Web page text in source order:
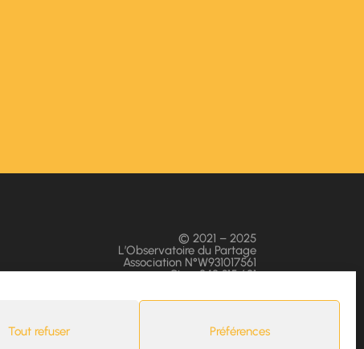
Tout refuser Préférences
© 2021 – 2025
L’Observatoire du Partage
Association N°W931017561
Siren 842 315 681